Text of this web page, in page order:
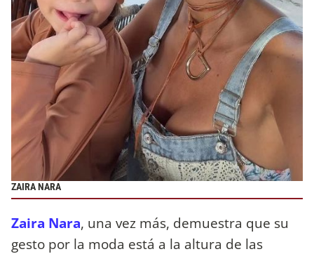
ZAIRA NARA
Zaira Nara, una vez más, demuestra que su
gesto por la moda está a la altura de las